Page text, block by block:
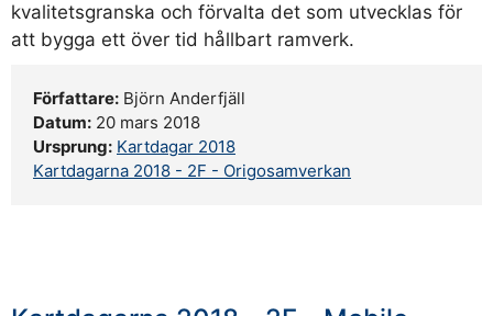
kvalitetsgranska och förvalta det som utvecklas för
att bygga ett över tid hållbart ramverk.
Författare: Björn Anderfjäll
Datum: 20 mars 2018
Ursprung: Kartdagar 2018
Kartdagarna 2018 - 2F - Origosamverkan